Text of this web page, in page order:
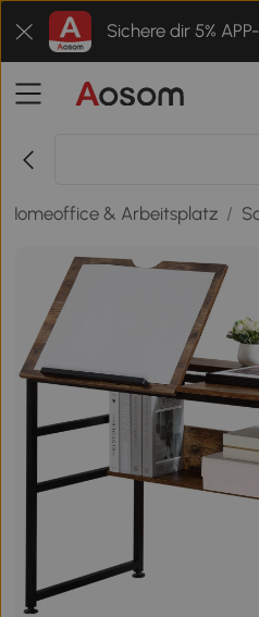
Sichere dir 5%
Homeoffice & Arbeitsplatz /